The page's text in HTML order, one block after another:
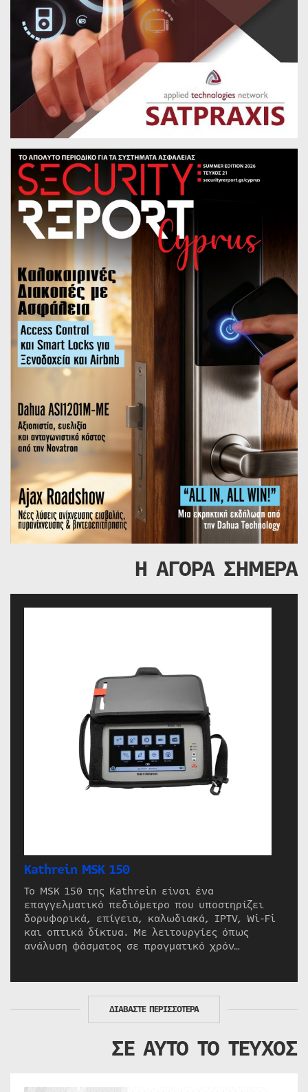
Η ΑΓΟΡΑ ΣΗΜΕΡΑ
Kathrein MSK 150
Το MSK 150 της Kathrein είναι ένα
επαγγελματικό πεδιόμετρο που υποστηρίζει
δορυφορικά, επίγεια, καλωδιακά, IPTV, Wi-Fi
και οπτικά δίκτυα. Με λειτουργίες όπως
ανάλυση φάσματος σε πραγματικό χρόν…
ΔΙΑΒΑΣΤΕ ΠΕΡΙΣΣΟΤΕΡΑ
ΣΕ ΑΥΤΟ ΤΟ ΤΕΥΧΟΣ